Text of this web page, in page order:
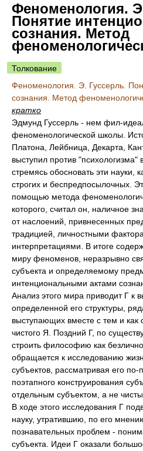
Феноменология.
Понятие
сознания. Метод
Толкование
Феноменология. Э. Гуссерль.
сознания. Метод
кратко
Эдмунд Гуссерль - нем фил-
феноменологической школы.
Платона, Лейбница, Декарта,
выступил против "психологизма"
стремясь обосновать эти науки,
строгих и беспредпосылочных.
помощью метода
которого, считал он, наличное
от наслоений, привнесенных
традицией, личностными
интерпретациями. В итоге
миру феноменов, неразрывно
субъекта и определяемому
интенциональными актами
Анализ этого мира приводит Г к
определенной его структуры,
выступающих вместе с тем и как
чистого Я. Поздний Г, по
строить философию как
обращается к исследованию
субъектов, рассматривая его по-
поэтапного конструирования
отдельным субъектом, а не
В ходе этого исследования Г
науку, утратившию, по его
познавательных проблем -
субъекта. Идеи Г оказали